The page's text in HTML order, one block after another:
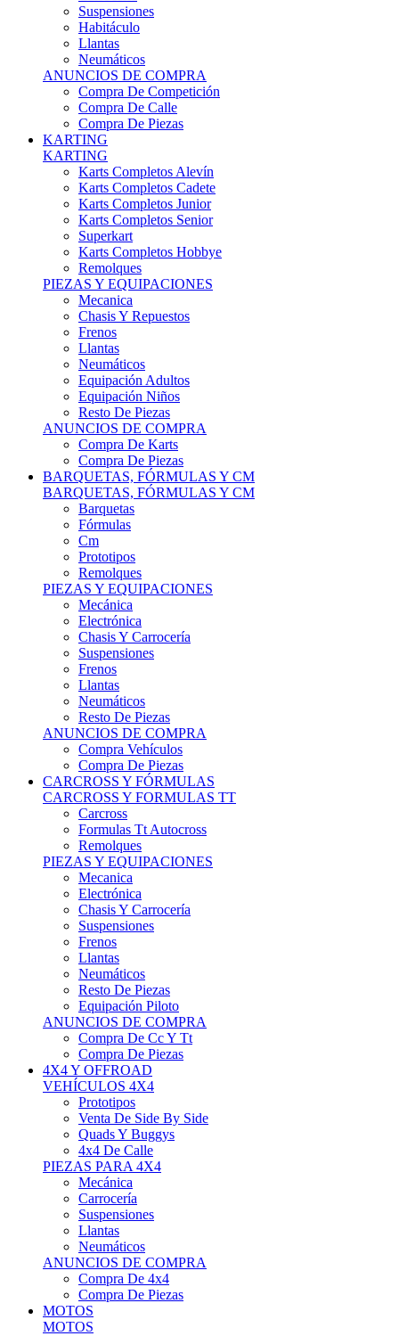
Habitáculo
Llantas
Neumáticos
ANUNCIOS DE COMPRA
Compra De Competición
Compra De Calle
Compra De Piezas
KARTING
KARTING
Karts Completos Alevín
Karts Completos Cadete
Karts Completos Junior
Karts Completos Senior
Superkart
Karts Completos Hobbye
Remolques
PIEZAS Y EQUIPACIONES
Mecanica
Chasis Y Repuestos
Frenos
Llantas
Neumáticos
Equipación Adultos
Equipación Niños
Resto De Piezas
ANUNCIOS DE COMPRA
Compra De Karts
Compra De Piezas
BARQUETAS, FÓRMULAS Y CM
BARQUETAS, FÓRMULAS Y CM
Barquetas
Fórmulas
Cm
Prototipos
Remolques
PIEZAS Y EQUIPACIONES
Mecánica
Electrónica
Chasis Y Carrocería
Suspensiones
Frenos
Llantas
Neumáticos
Resto De Piezas
ANUNCIOS DE COMPRA
Compra Vehículos
Compra De Piezas
CARCROSS Y FÓRMULAS
CARCROSS Y FORMULAS TT
Carcross
Formulas Tt Autocross
Remolques
PIEZAS Y EQUIPACIONES
Mecanica
Electrónica
Chasis Y Carrocería
Suspensiones
Frenos
Llantas
Neumáticos
Resto De Piezas
Equipación Piloto
ANUNCIOS DE COMPRA
Compra De Cc Y Tt
Compra De Piezas
4X4 Y OFFROAD
VEHÍCULOS 4X4
Prototipos
Venta De Side By Side
Quads Y Buggys
4x4 De Calle
PIEZAS PARA 4X4
Mecánica
Carrocería
Suspensiones
Llantas
Neumáticos
ANUNCIOS DE COMPRA
Compra De 4x4
Compra De Piezas
MOTOS
MOTOS
Motos De Circuito